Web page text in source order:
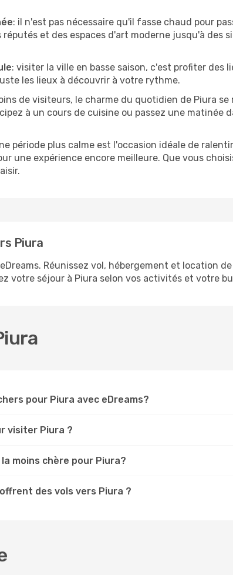
: il n'est pas nécessaire qu'il fasse chaud pour
et des espaces d'art moderne jusqu'à des
: visiter la ville en basse saison, c'est profiter des
les lieux à découvrir à votre rythme.
de visiteurs, le charme du quotidien de Piura
à un cours de cuisine ou passez une matinée
période plus calme est l'occasion idéale de
une expérience encore meilleure. Que vous
Piura
Réunissez vol, hébergement et location
votre séjour à Piura selon vos activités et votre
pour Piura avec eDreams?
visiter Piura ?
moins chère pour Piura?
des vols vers Piura ?